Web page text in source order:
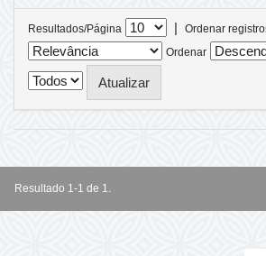
Resultados/Página |
Ordenar
Ordenar
Resultado 1-1 de 1.